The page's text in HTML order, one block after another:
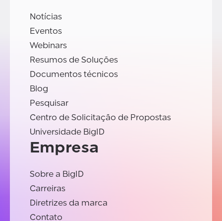
Notícias
Eventos
Webinars
Resumos de Soluções
Documentos técnicos
Blog
Pesquisar
Centro de Solicitação de Propostas
Universidade BigID
Empresa
Sobre a BigID
Carreiras
Diretrizes da marca
Contato